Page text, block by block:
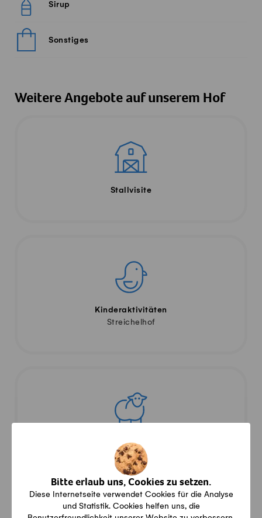
Bitte erlaub uns, Cookies zu setzen.
Diese Internetseite verwendet Cookies für die Analyse
und Statistik. Cookies helfen uns, die
Sirup
Sonstiges
Weitere Angebote auf unserem Hof
Stallvisite
Kinderaktivitäten
Streichelhof
Tierwelt
Rinder